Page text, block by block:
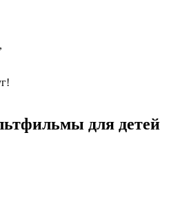
для детей